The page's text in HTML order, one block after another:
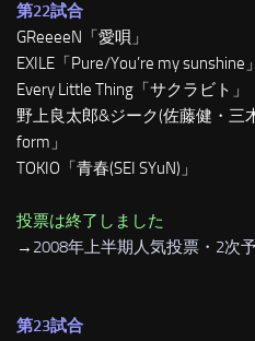
第22試合
GReeeeN「愛唄」
EXILE「Pure/You’re my sunshine」
Every Little Thing「サクラビト」
野上良太郎&ジーク(佐藤健・三
form」
TOKIO「青春(SEI SYuN)」
投票は終了しました
→ 2008年上半期人気投票・2次
第23試合